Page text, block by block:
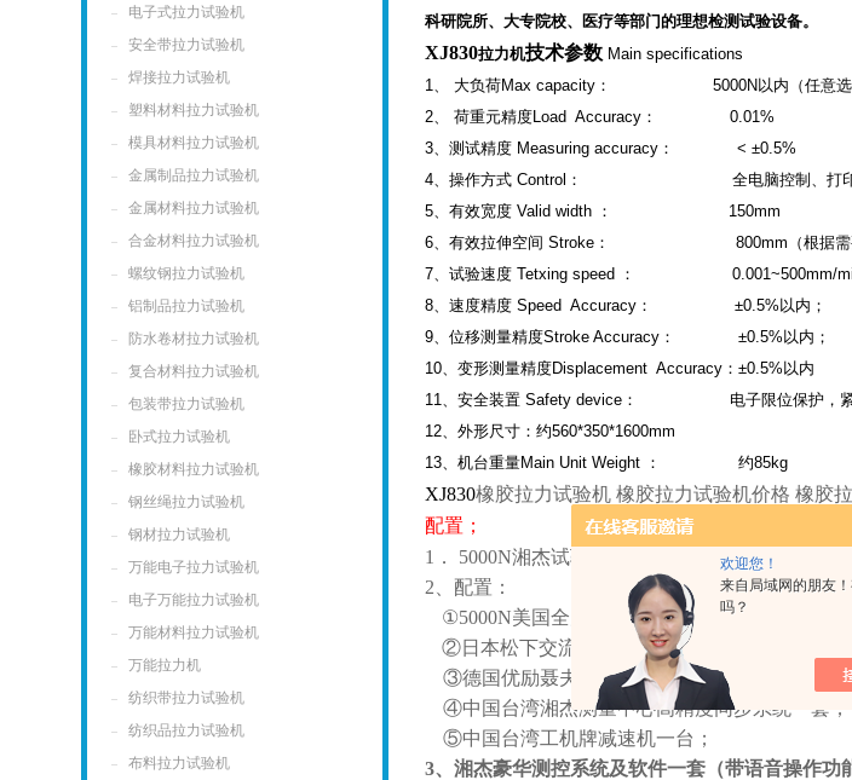
欢迎您！
来自局域网的朋友
吗？
电子式拉力试验机
安全带拉力试验机
焊接拉力试验机
塑料材料拉力试验机
模具材料拉力试验机
金属制品拉力试验机
金属材料拉力试验机
合金材料拉力试验机
螺纹钢拉力试验机
铝制品拉力试验机
防水卷材拉力试验机
复合材料拉力试验机
包装带拉力试验机
卧式拉力试验机
橡胶材料拉力试验机
钢丝绳拉力试验机
钢材拉力试验机
万能电子拉力试验机
电子万能拉力试验机
万能材料拉力试验机
万能拉力机
纺织带拉力试验机
纺织品拉力试验机
布料拉力试验机
科研院所、大专院校、医疗等部门的理想检测试验设备。
XJ830拉力机技术参数 Main specifications
1、 大负荷Max capacity ： 5000N 以内（任意选
2、 荷重元精度Load Accuracy ：
0.01%
3、测试精度 Measuring accuracy ：
< ±0.5%
4、操作方式 Control ：
全电脑控制、打
5、有效宽度 Valid width ：
150mm
6、有效拉伸空间 Stroke ： 800mm （根据
7、试验速度 Tetxing speed ： 0.001~500mm/
8、速度精度 Speed Accuracy ： ±0.5% 以内；
9、位移测量精度Stroke Accuracy ： ±0.5% 以内；
10、变形测量精度Displacement Accuracy ：±0.5% 以内
11、安全装置 Safety device ： 电子限位保护，
12、外形尺寸：约560*350*1600mm
13、机台重量Main Unit Weight ： 约85kg
XJ830橡胶拉力试验机 橡胶拉力试验机价格 橡胶
配置；
1．
5000N湘杰试验主机一台；（负荷5KN
2 、配置：
①5000N美国全力高精度传感器一只，精度
②日本松下交流伺服电机系统一套；
③德国优励聂夫高精度滚珠丝杆一根；
④中国台湾湘杰测量中心高精度同步系统一套；
⑤中国台湾工机牌减速机一台；
3、湘杰豪华测控系统及软件一套（带语音操作功